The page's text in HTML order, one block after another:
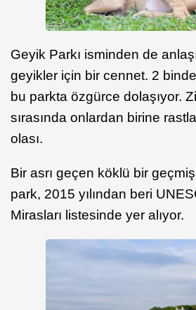
Geyik Parkı isminden de
geyikler için bir cennet. 2
bu parkta özgürce dolaşıyor.
sırasında onlardan birine
olası.
Bir asrı geçen köklü bir
park, 2015 yılından beri
Mirasları listesinde yer alıyor.